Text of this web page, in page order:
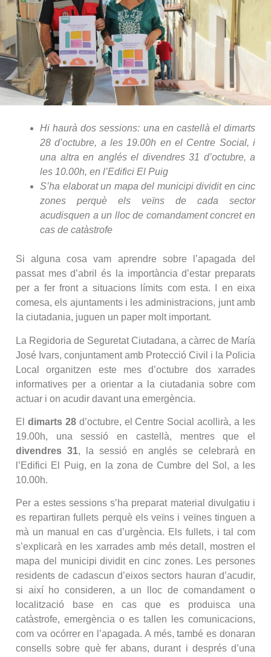
Hi haurà dos sessions: una en castellà el dimarts
28 d’octubre, a les 19.00h en el Centre Social, i
una altra en anglés el divendres 31 d’octubre, a
les 10.00h, en l’Edifici El Puig
S’ha elaborat un mapa del municipi dividit en cinc
zones perquè els veïns de cada sector
acudisquen a un lloc de comandament concret en
cas de catàstrofe
Si alguna cosa vam aprendre sobre l’apagada del
passat mes d’abril és la importància d’estar preparats
per a fer front a situacions límits com esta. I en eixa
comesa, els ajuntaments i les administracions, junt amb
la ciutadania, juguen un paper molt important.
La Regidoria de Seguretat Ciutadana, a càrrec de María
José Ivars, conjuntament amb Protecció Civil i la Policia
Local organitzen este mes d’octubre dos xarrades
informatives per a orientar a la ciutadania sobre com
actuar i on acudir davant una emergència.
El dimarts 28d’octubre, el Centre Social acollirà, a les
19.00h, una sessió en castellà, mentres que el
divendres 31, la sessió en anglés se celebrarà en
l’Edifici El Puig, en la zona de Cumbre del Sol, a les
10.00h.
Per a estes sessions s’ha preparat material divulgatiu i
es repartiran fullets perquè els veïns i veïnes tinguen a
mà un manual en cas d’urgència. Els fullets, i tal com
s’explicarà en les xarrades amb més detall, mostren el
mapa del municipi dividit en cinc zones. Les persones
residents de cadascun d’eixos sectors hauran d’acudir,
si així ho consideren, a un lloc de comandament o
localització base en cas que es produisca una
catàstrofe, emergència o es tallen les comunicacions,
com va ocórrer en l’apagada. A més, també es donaran
consells sobre què fer abans, durant i després d’una